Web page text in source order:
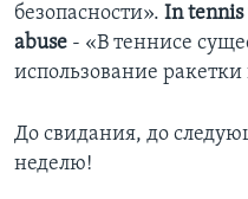
безопасности». In tennis
abuse - «В теннисе
использование
До свидания, до
неделю!